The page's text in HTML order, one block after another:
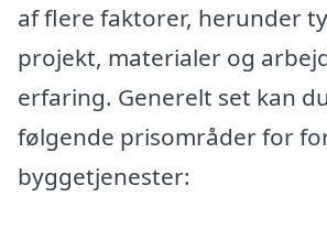
af flere faktorer, herunder
projekt, materialer og
erfaring. Generelt set kan
følgende prisområder for
byggetjenester: